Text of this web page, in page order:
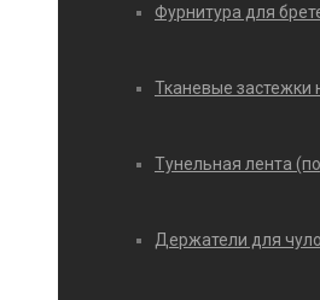
Фурнитура для
Тканевые застежки
Тунельная лента
Держатели для